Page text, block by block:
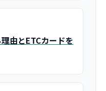
由とETCカードを